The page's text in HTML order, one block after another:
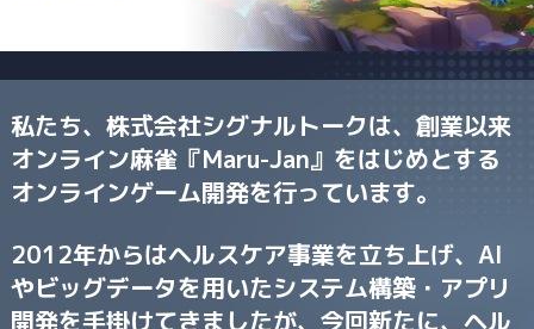
私たち、株式会社シグナルトークは、 創業以来
オンライン麻雀『Maru-Jan』をはじめとする
オンラインゲーム開発を行っています。
2012年からはヘルスケア事業を立ち上げ、 AI
やビッグデータを用いたシステム構築・アプリ
開発を手掛けてきましたが、 今回新たに、ヘル